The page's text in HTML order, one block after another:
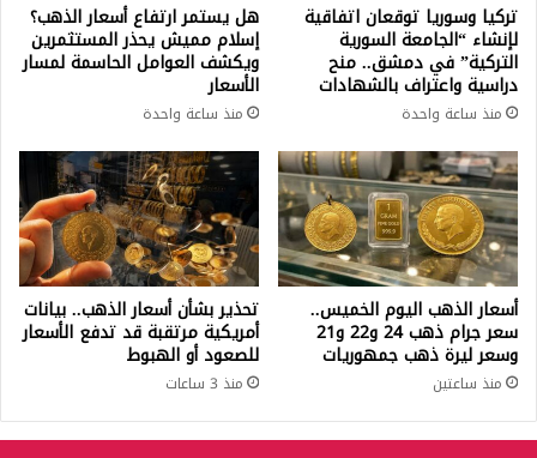
تركيا وسوريا توقعان اتفاقية
لإنشاء “الجامعة السورية
التركية” في دمشق.. منح
دراسية واعتراف بالشهادات
منذ ساعة واحدة
هل يستمر ارتفاع أسعار الذهب؟
إسلام مميش يحذر المستثمرين
ويكشف العوامل الحاسمة لمسار
الأسعار
منذ ساعة واحدة
أسعار الذهب اليوم الخميس..
سعر جرام ذهب 24 و22 و21
وسعر ليرة ذهب جمهوريات
منذ ساعتين
تحذير بشأن أسعار الذهب.. بيانات
أمريكية مرتقبة قد تدفع الأسعار
للصعود أو الهبوط
منذ 3 ساعات